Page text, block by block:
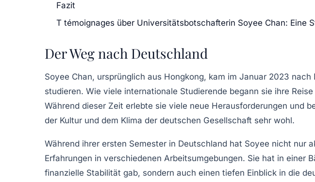
Fazit
T témoignages über Universitätsbotschafterin Soyee Chan: Eine
Der Weg nach Deutschland
Soyee Chan, ursprünglich aus Hongkong, kam im Januar 2023
studieren. Wie viele internationale Studierende begann sie ihre
Während dieser Zeit erlebte sie viele neue Herausforderungen und
der Kultur und dem Klima der deutschen Gesellschaft sehr wohl.
Während ihrer ersten Semester in Deutschland hat Soyee nicht nur
Erfahrungen in verschiedenen Arbeitsumgebungen. Sie hat in einer
finanzielle Stabilität gab, sondern auch einen tiefen Einblick in die